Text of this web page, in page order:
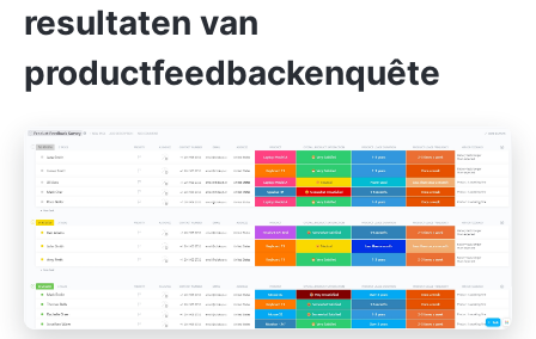
resultaten van
productfeedbackenquête